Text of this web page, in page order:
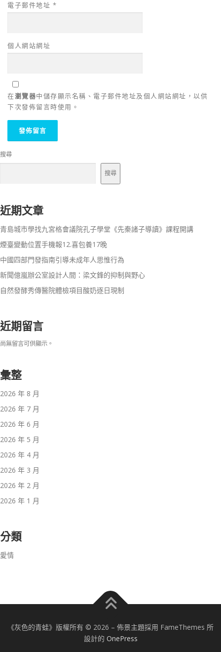
電子郵件地址 *
個人網站網址
在瀏覽器中儲存顯示名稱、電子郵件地址及個人網站網址，以供
下次發佈留言時使用。
搜尋
搜尋
近期文章
青島城市學找九宮格會議院孔子學堂《先秦諸子導讀》課程開講
煙臺變動位置手機報12.喜包養17晚
中國四部門發指南引導未成年人思惟行為
新聞億嵐辦公室設計人間：梁文鋒的抑制與野心
自然發酵秀傳醫院體檢項目酸奶逐日現制
近期留言
尚無留言可供顯示。
彙整
2026 年 8 月
2026 年 7 月
2026 年 6 月
2026 年 5 月
2026 年 4 月
2026 年 3 月
2026 年 2 月
2026 年 1 月
分類
愛情
《灰色的青蛙》版權所有 © 2026 – 佈景主題採用 FameThemes 所
設計的 OnePress